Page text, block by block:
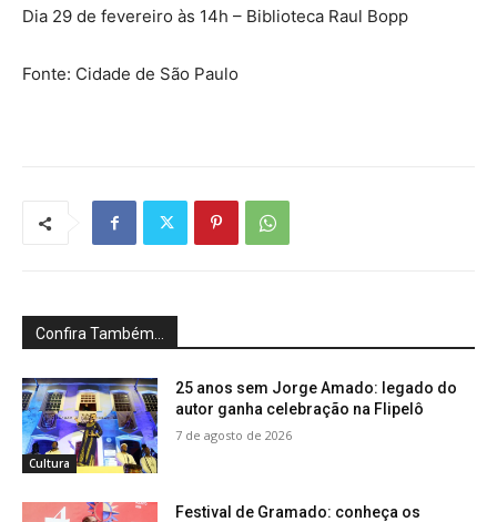
Dia 29 de fevereiro às 14h – Biblioteca Raul Bopp
Fonte: Cidade de São Paulo
Confira Também...
Cultura
25 anos sem Jorge Amado: legado do
autor ganha celebração na Flipelô
7 de agosto de 2026
Festival de Gramado: conheça os